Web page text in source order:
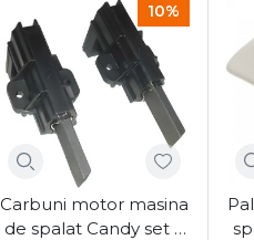
10%
Carbuni motor masina
de spalat Candy set 2